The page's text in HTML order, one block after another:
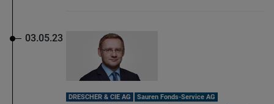
03.05.23
DRESCHER & CIE AG Sauren Fonds-Service AG